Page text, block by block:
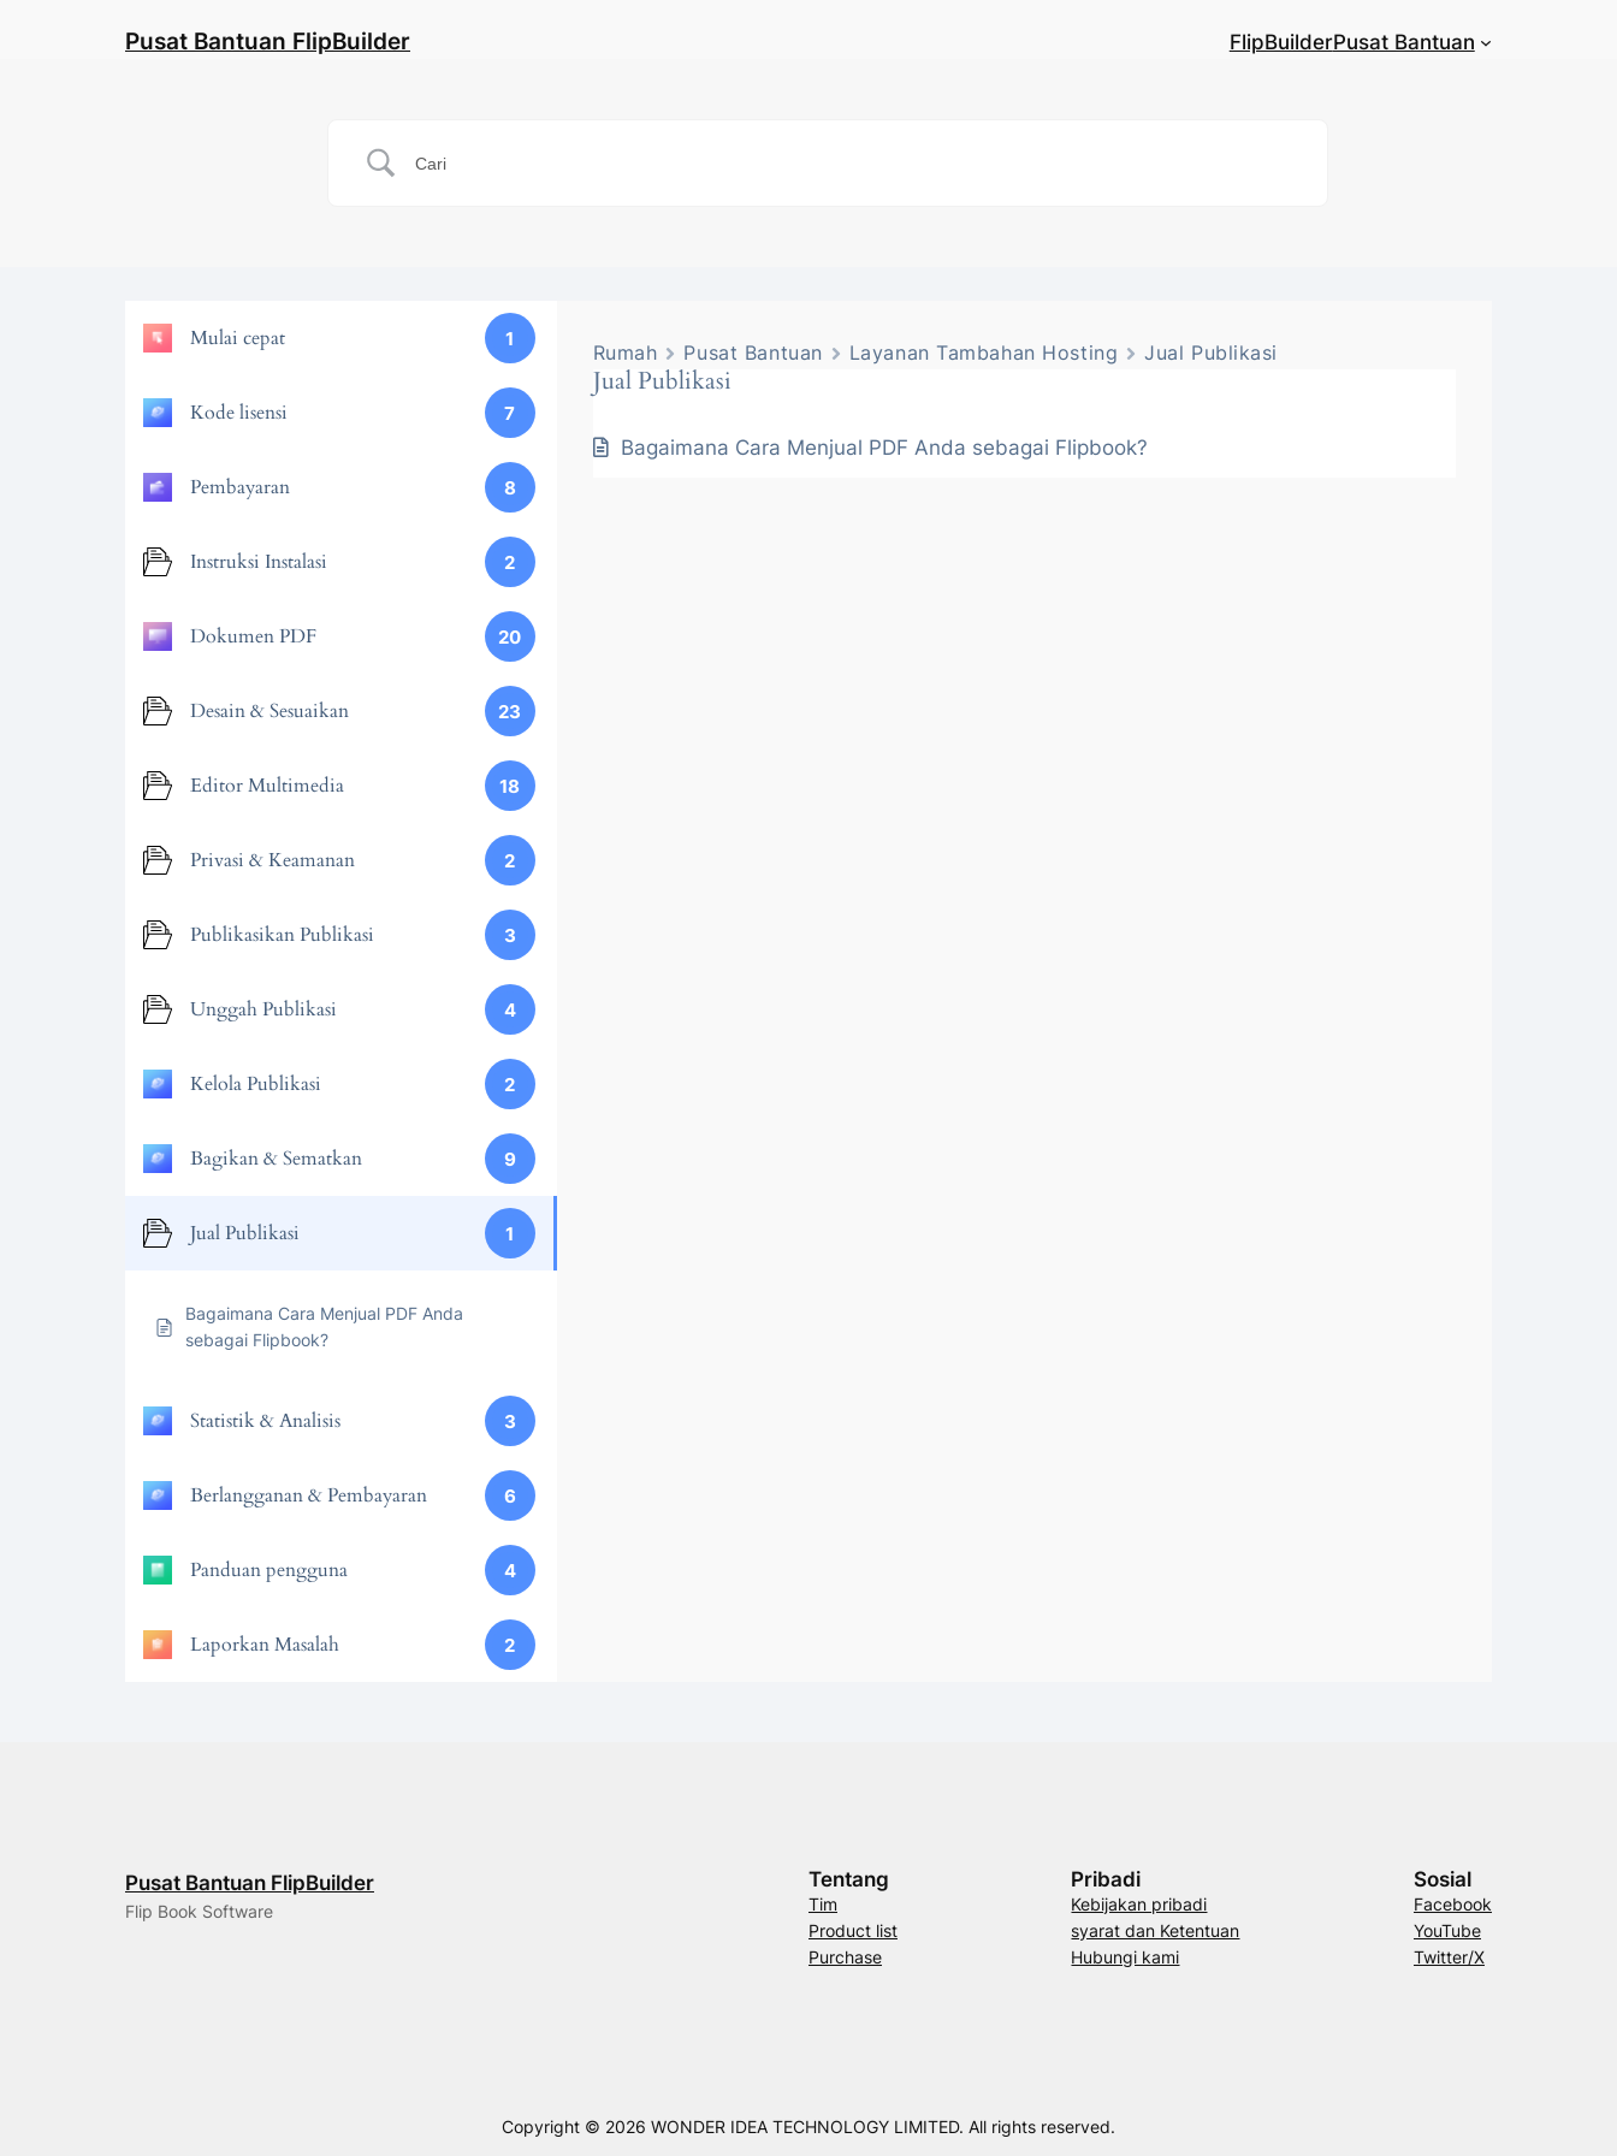
Pusat Bantuan FlipBuilder FlipBuilderPusat Bantuan
Mulai cepat 1
Kode lisensi 7
Pembayaran 8
Instruksi Instalasi 2
Dokumen PDF 20
Desain & Sesuaikan 23
Editor Multimedia 18
Privasi & Keamanan 2
Publikasikan Publikasi 3
Unggah Publikasi 4
Kelola Publikasi 2
Bagikan & Sematkan 9
Jual Publikasi 1
Bagaimana Cara Menjual PDF Anda
sebagai Flipbook?
Statistik & Analisis 3
Berlangganan & Pembayaran 6
Panduan pengguna 4
Laporkan Masalah 2
Rumah Pusat Bantuan Layanan Tambahan Hosting Jual Publikasi
Jual Publikasi
Bagaimana Cara Menjual PDF Anda sebagai Flipbook?
Pusat Bantuan FlipBuilder
Flip Book Software
Tentang
Tim
Product list
Purchase
Pribadi
Kebijakan pribadi
syarat dan Ketentuan
Hubungi kami
Sosial
Facebook
YouTube
Twitter/X
Copyright © 2026 WONDER IDEA TECHNOLOGY LIMITED. All rights reserved.